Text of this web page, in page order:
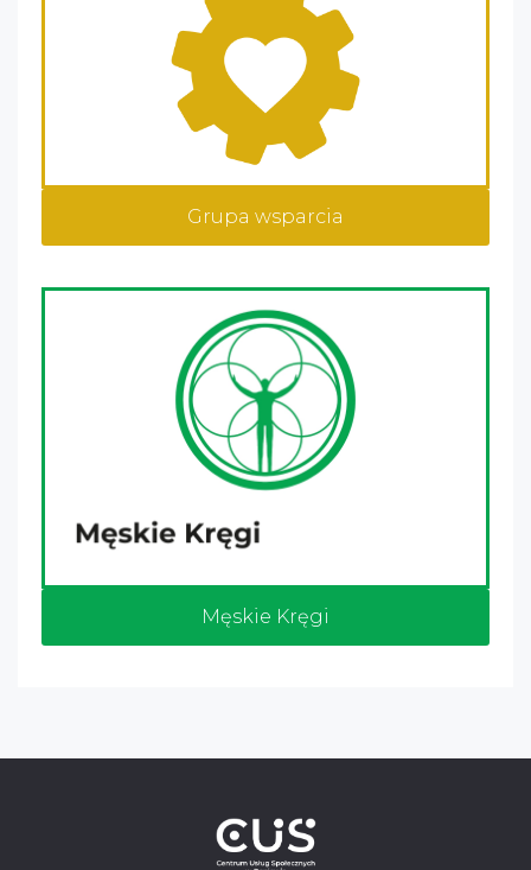
Grupa wsparcia
Męskie Kręgi